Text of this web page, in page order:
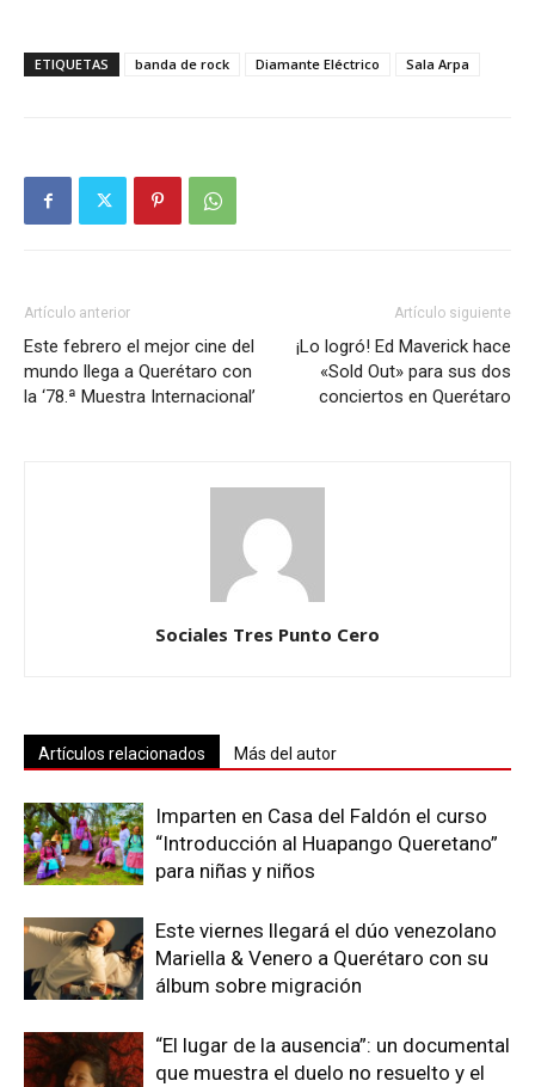
ETIQUETAS banda de rock Diamante Eléctrico Sala Arpa
Artículo anterior
Este febrero el mejor cine del
mundo llega a Querétaro con
la ‘78.ª Muestra Internacional’
Artículo siguiente
¡Lo logró! Ed Maverick hace
«Sold Out» para sus dos
conciertos en Querétaro
Sociales Tres Punto Cero
Artículos relacionados Más del autor
Imparten en Casa del Faldón el curso
“Introducción al Huapango Queretano”
para niñas y niños
Este viernes llegará el dúo venezolano
Mariella & Venero a Querétaro con su
álbum sobre migración
“El lugar de la ausencia”: un documental
que muestra el duelo no resuelto y el